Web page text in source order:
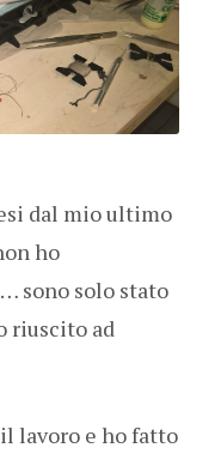
dal mio ultimo
ho
sono solo stato
riuscito ad
lavoro e ho fatto